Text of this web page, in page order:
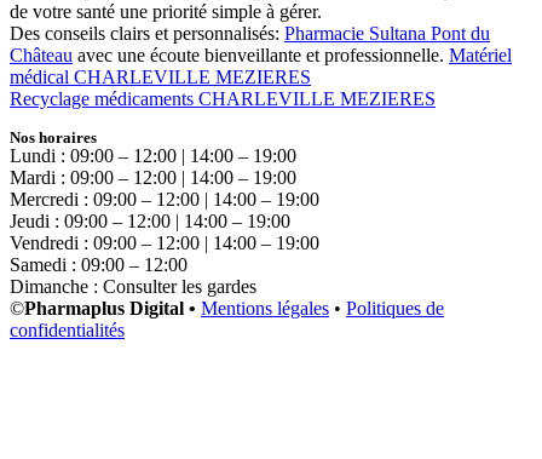
de votre santé une priorité simple à gérer.
Des conseils clairs et personnalisés: Pharmacie Sultana Pont du
Château avec une écoute bienveillante et professionnelle. Matériel
médical CHARLEVILLE MEZIERES
Recyclage médicaments CHARLEVILLE MEZIERES
Nos horaires
Lundi : 09:00 – 12:00 | 14:00 – 19:00
Mardi : 09:00 – 12:00 | 14:00 – 19:00
Mercredi : 09:00 – 12:00 | 14:00 – 19:00
Jeudi : 09:00 – 12:00 | 14:00 – 19:00
Vendredi : 09:00 – 12:00 | 14:00 – 19:00
Samedi : 09:00 – 12:00
Dimanche : Consulter les gardes
©Pharmaplus Digital • Mentions légales • Politiques de
confidentialités